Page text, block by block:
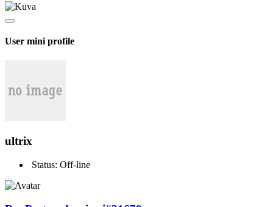
User mini profile
ultrix
Status: Off-line